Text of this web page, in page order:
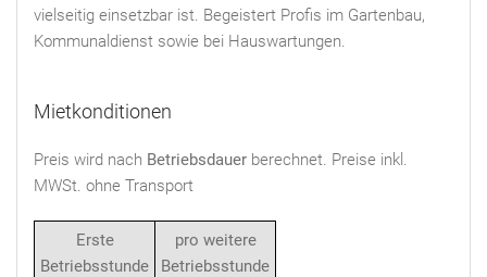
vielseitig einsetzbar ist. Begeistert Profis im Gartenbau,
Kommunaldienst sowie bei Hauswartungen.
Mietkonditionen
Preis wird nach Betriebsdauer berechnet. Preise inkl.
MWSt. ohne Transport
Erste
Betriebsstunde
pro weitere
Betriebsstunde